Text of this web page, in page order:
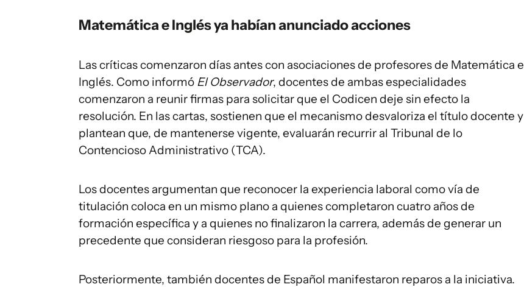
Matemática e Inglés ya habían anunciado acciones
Las críticas comenzaron días antes con asociaciones de profesores de Matemática e
Inglés. Como informó El Observador, docentes de ambas especialidades
comenzaron a reunir firmas para solicitar que el Codicen deje sin efecto la
resolución. En las cartas, sostienen que el mecanismo desvaloriza el título docente y
plantean que, de mantenerse vigente, evaluarán recurrir al Tribunal de lo
Contencioso Administrativo (TCA).
Los docentes argumentan que reconocer la experiencia laboral como vía de
titulación coloca en un mismo plano a quienes completaron cuatro años de
formación específica y a quienes no finalizaron la carrera, además de generar un
precedente que consideran riesgoso para la profesión.
Posteriormente, también docentes de Español manifestaron reparos a la iniciativa.